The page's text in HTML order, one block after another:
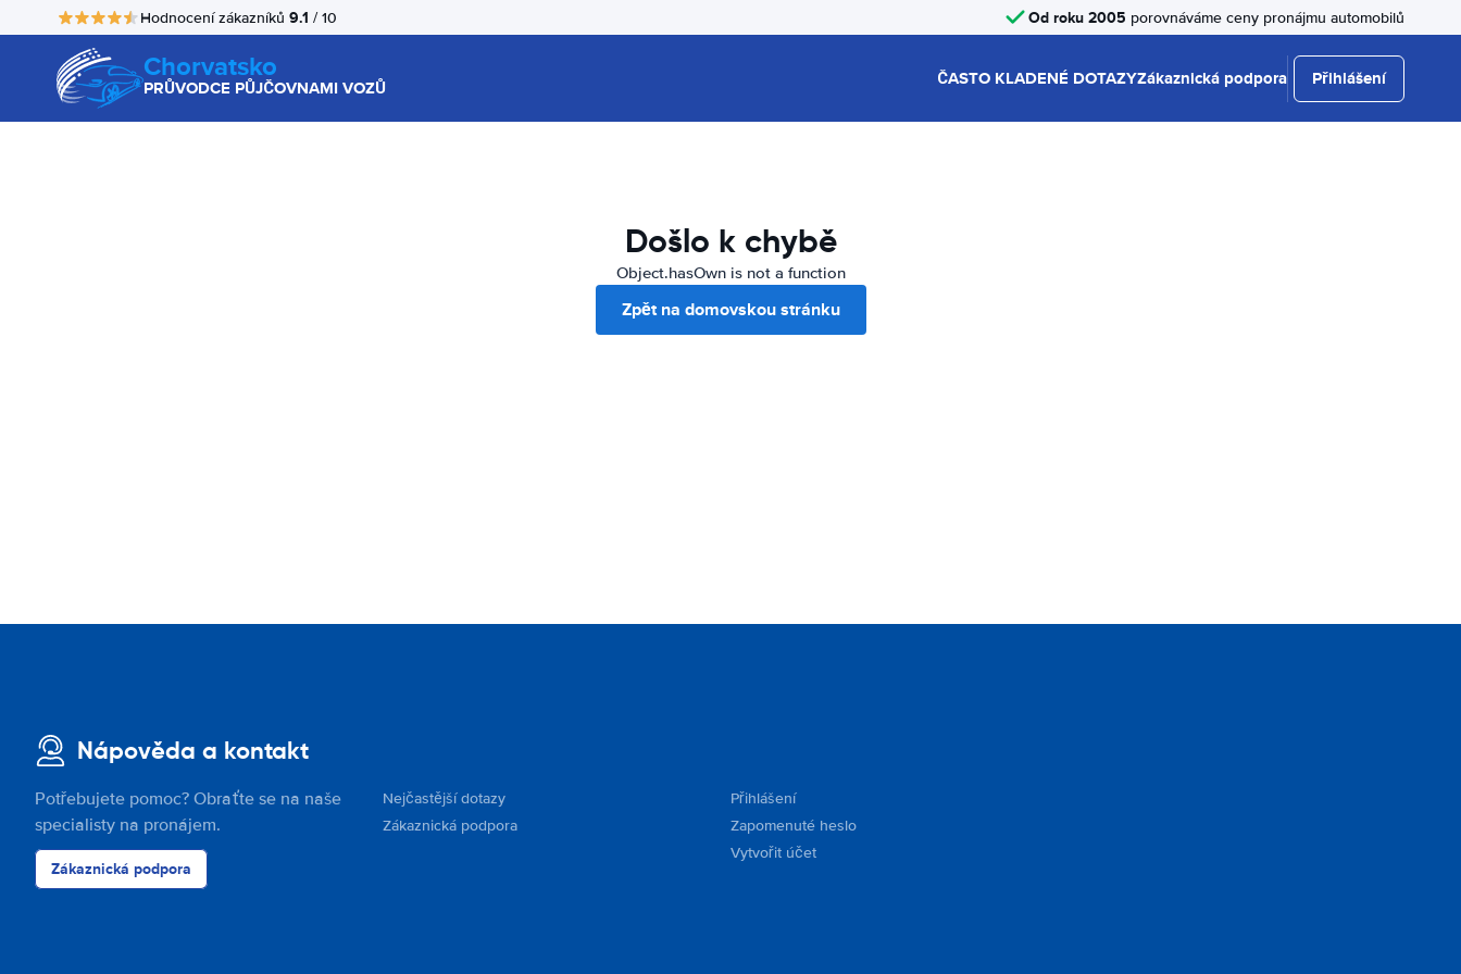
Hodnocení zákazníků 9.1 / 10 Od roku 2005 porovnáváme ceny pronájmu automobilů
Chorvatsko
PRŮVODCE PŮJČOVNAMI VOZŮ ČASTO KLADENÉ DOTAZYZákaznická podpora Přihlášení
Došlo k chybě
Object.hasOwn is not a function
Zpět na domovskou stránku
Nápověda a kontakt
Potřebujete pomoc? Obraťte se na naše
specialisty na pronájem.
Zákaznická podpora
Nejčastější dotazy
Zákaznická podpora
Přihlášení
Zapomenuté heslo
Vytvořit účet